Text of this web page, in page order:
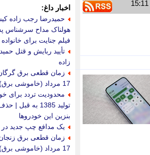
اخبار داغ:
حمیدرضا رجب زاده
هولناک مداح سرشناس
فیلم جنایت برای
تأیید ربایش و قتل
زاده
زمان قطعی برق
17 مرداد (خاموشی برق)
محدودیت تردد برای
تولید 1385 به
بنزین این خودروها
یک مدافع چپ جدید
زمان قطعی برق
17 مرداد (خاموشی برق)